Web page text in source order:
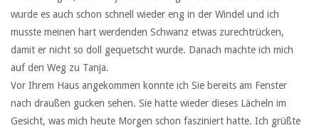
wurde es auch schon schnell wieder eng in der Windel und ich
musste meinen hart werdenden Schwanz etwas zurechtrücken,
damit er nicht so doll gequetscht wurde. Danach machte ich mich
auf den Weg zu Tanja.
Vor Ihrem Haus angekommen konnte ich Sie bereits am Fenster
nach draußen gucken sehen. Sie hatte wieder dieses Lächeln im
Gesicht, was mich heute Morgen schon fasziniert hatte. Ich grüßte